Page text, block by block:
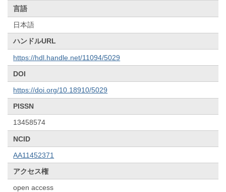
言語
日本語
ハンドルURL
https://hdl.handle.net/11094/5029
DOI
https://doi.org/10.18910/5029
PISSN
13458574
NCID
AA11452371
アクセス権
open access